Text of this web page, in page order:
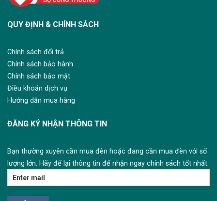
QUY ĐỊNH & CHÍNH SÁCH
Chính sách đổi trả
Chính sách bảo hành
Chính sách bảo mật
Điều khoản dịch vụ
Hướng dẫn mua hàng
ĐĂNG KÝ NHẬN THÔNG TIN
Bạn thường xuyên cần mua đèn hoặc đang cần mua đèn với số
lượng lớn. Hãy để lại thông tin để nhận ngay chính sách tốt nhất.